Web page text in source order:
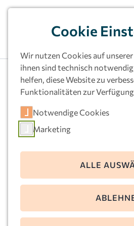
Kath.
Heilige
Dortmund-
Schulte-Heuthaus-Str. 30
44379 Dortmund
Telefon:
Cookie
Wir nutzen Cookies auf
ihnen sind technisch
helfen, diese Website zu
Funktionalitäten zur
Notwendige Cookies
Marketing
ALLE